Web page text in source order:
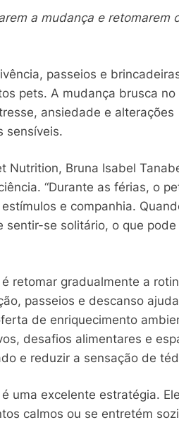
a mudança e retomarem
passeios e
pets. A mudança brusca no
ansiedade e alterações
sensíveis.
Bruna Isabel
“Durante as férias, o
e companhia.
se solitário, o que pode
retomar gradualmente a
passeios e descanso
de enriquecimento
desafios alimentares e
e reduzir a sensação de
uma excelente estratégia.
calmos ou se entretém